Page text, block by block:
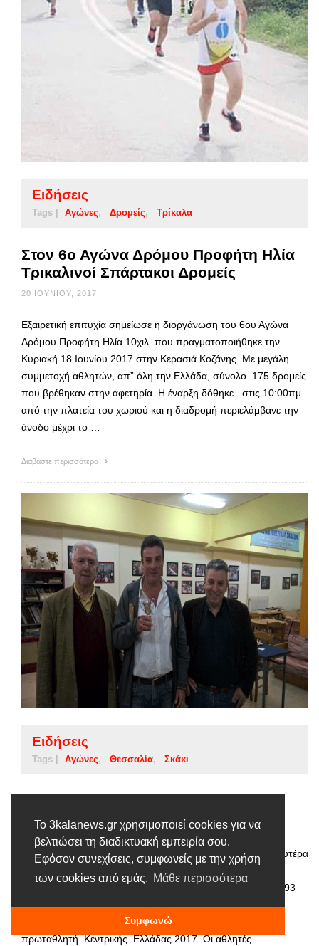
Το 3kalanews.gr χρησιμοποιεί cookies για να
βελτιώσει τη διαδικτυακή εμπειρία σου.
Εφόσον συνεχίσεις, συμφωνείς με την χρήση
των cookies από εμάς. Μάθε περισσότερα
Συμφωνώ
Ειδήσεις
Tags | Αγώνες Δρομείς Τρίκαλα
Στον 6ο Αγώνα Δρόμου Προφήτη Ηλία
Τρικαλινοί Σπάρτακοι Δρομείς
20 ΙΟΥΝΊΟΥ, 2017
Εξαιρετική επιτυχία σημείωσε η διοργάνωση του 6ου Αγώνα
Δρόμου Προφήτη Ηλία 10χιλ. που πραγματοποιήθηκε την
Κυριακή 18 Ιουνίου 2017 στην Κερασιά Κοζάνης. Με μεγάλη
συμμετοχή αθλητών, απ” όλη την Ελλάδα, σύνολο 175 δρομείς
που βρέθηκαν στην αφετηρία. Η έναρξη δόθηκε στις 10:00πμ
από την πλατεία του χωριού και η διαδρομή περιελάμβανε την
άνοδο μέχρι το …
Διαβάστε περισσότερα
Ειδήσεις
Tags | Αγώνες Θεσσαλία Σκάκι
14 ΑΠΡΙΛΊΟΥ, 2017
Φίλοι και αθλητές του σκακιού παρακολούθησαν την Μ. Δευτέρα
και την Μ. Τρίτη στην αίθουσα της Ένωσης Σκακιστικών
Σωματείων Κεντρικής Ελλάδας – Ε.Σ.ΣΚ.Ε. Μακροπούλου 93
στην Λαμία τους τέσσερις προκριθέντες αθλητές από τον
πρώτο γύρο, που αγωνίσθηκαν για την ανάδειξη του
πρωταθλητή Κεντρικής Ελλάδας 2017. Οι αθλητές